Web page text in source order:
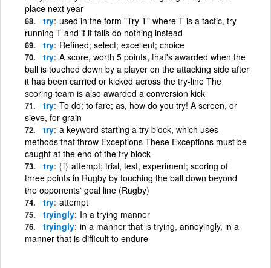
place next year
try used in the form "Try T" where T is a tactic, try
running T and if it fails do nothing instead
try Refined; select; excellent; choice
try A score, worth 5 points, that's awarded when the
ball is touched down by a player on the attacking side after
it has been carried or kicked across the try-line The
scoring team is also awarded a conversion kick
try To do; to fare; as, how do you try! A screen, or
sieve, for grain
try a keyword starting a try block, which uses
methods that throw Exceptions These Exceptions must be
caught at the end of the try block
try {i} attempt; trial, test, experiment; scoring of
three points in Rugby by touching the ball down beyond
the opponents' goal line (Rugby)
try attempt
tryingly In a trying manner
tryingly in a manner that is trying, annoyingly, in a
manner that is difficult to endure